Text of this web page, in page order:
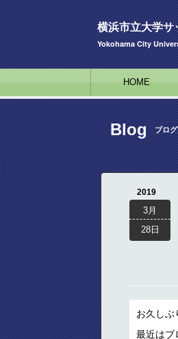
横浜市立大学サ
Yokohama City
HOME
Blog ブロ
2019
3月
28日
お久しぶ
最近はブ